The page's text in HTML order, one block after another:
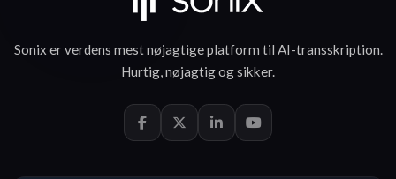
Sonix er verdens mest nøjagtige platform til AI-transskription.
Hurtig,nøjagtigogsikker.